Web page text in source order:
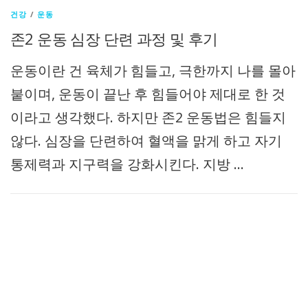
건강 /운동
존2 운동 심장 단련 과정 및 후기
운동이란 건 육체가 힘들고, 극한까지 나를 몰아
붙이며, 운동이 끝난 후 힘들어야 제대로 한 것
이라고 생각했다. 하지만 존2 운동법은 힘들지
않다. 심장을 단련하여 혈액을 맑게 하고 자기
통제력과 지구력을 강화시킨다. 지방 …